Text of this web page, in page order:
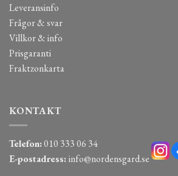
Leveransinfo
Frågor & svar
Villkor & info
Prisgaranti
Fraktzonkarta
KONTAKT
Telefon:010 333 06 34
E-postadress: info@nordensgard.se